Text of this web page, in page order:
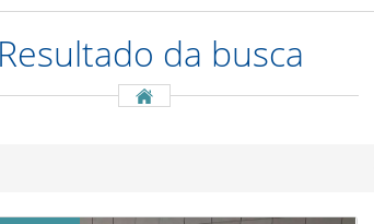
Resultado da busca